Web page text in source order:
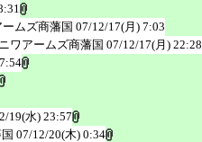
ムズ商藩国 07/12/17(月) 7:03
ワアームズ商藩国 07/12/17(月) 22:28
19(水) 23:57
07/12/20(木) 0:34